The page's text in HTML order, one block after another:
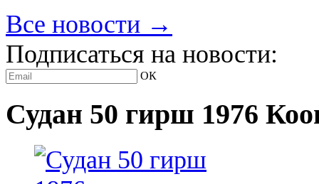
Все новости →
Подписаться на новости:
ОК
Судан 50 гирш 1976